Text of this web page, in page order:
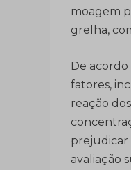
moagem
grelha,
De
fatores,
reação
prejudicar
avaliação